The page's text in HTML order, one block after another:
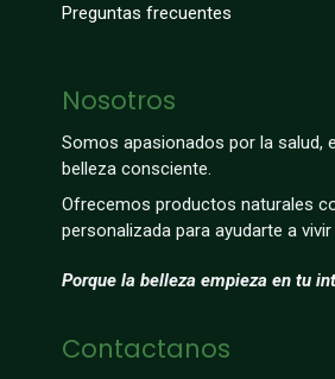
Preguntas frecuentes
Nosotros
Somos apasionados por la salud,
belleza consciente.
Ofrecemos productos naturales
personalizada para ayudarte a vivir
Porque la belleza empieza en tu
Contactanos